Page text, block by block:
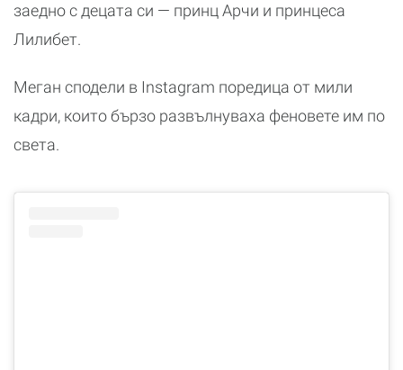
заедно с децата си — принц Арчи и принцеса
Лилибет.
Меган сподели в Instagram поредица от мили
кадри, които бързо развълнуваха феновете им по
света.